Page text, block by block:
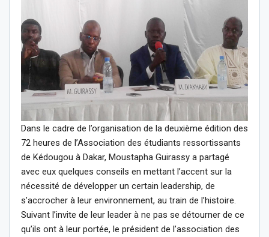
Dans le cadre de l’organisation de la deuxième édition des
72 heures de l’Association des étudiants ressortissants
de Kédougou à Dakar, Moustapha Guirassy a partagé
avec eux quelques conseils en mettant l’accent sur la
nécessité de développer un certain leadership, de
s’accrocher à leur environnement, au train de l’histoire.
Suivant l’invite de leur leader à ne pas se détourner de ce
qu’ils ont à leur portée, le président de l’association des